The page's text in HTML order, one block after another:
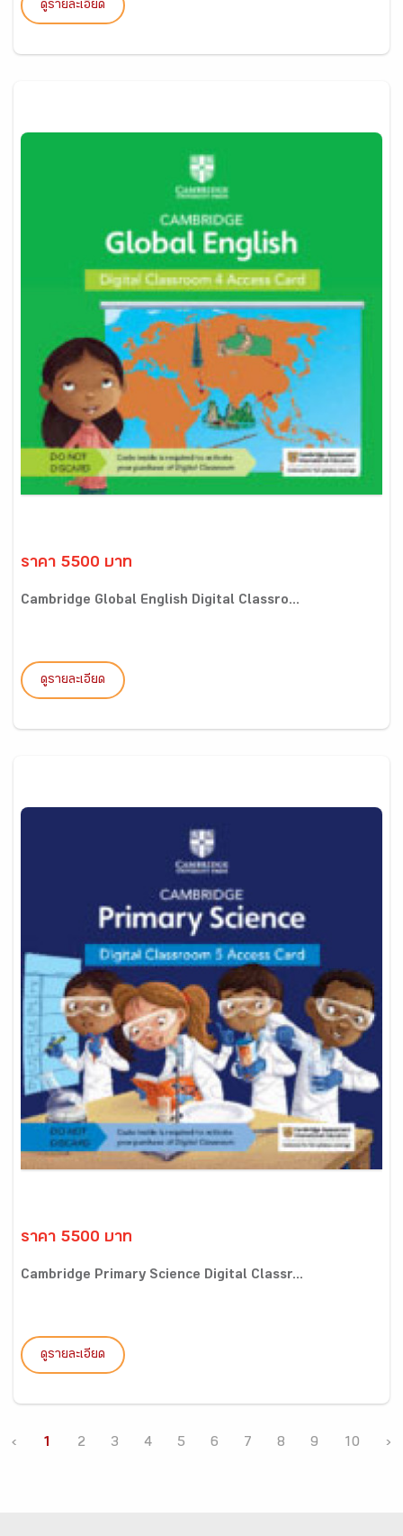
ดูรายละเอียด
ราคา 5500 บาท
Cambridge Global English Digital Classro...
ดูรายละเอียด
ราคา 5500 บาท
Cambridge Primary Science Digital Classr...
ดูรายละเอียด
‹ 1 2 3 4 5 6 7 8 9 10 ›